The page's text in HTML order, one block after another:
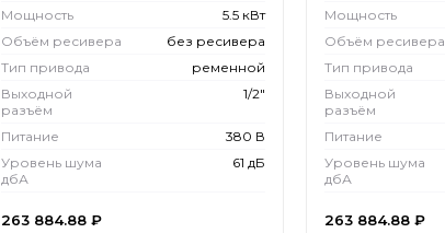
Мощность
5.5 кВт
Объём ресивера
без ресивера
Тип привода
ременной
Выходной
разъём
1/2"
Питание
380 В
Уровень шума
дбА
61 дБ
263 884.88 ₽
Мощность
Объём ресивера
Тип привода
Выходной
разъём
Питание
Уровень шума
дбА
263 884.88 ₽